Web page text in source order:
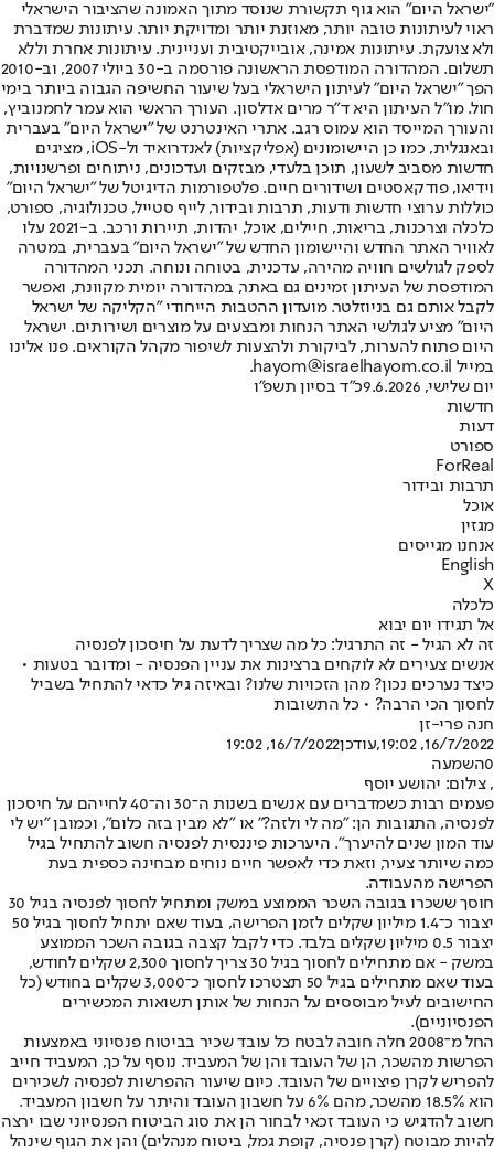
"ישראל היום" הוא גוף תקשורת שנוסד מתוך האמונה שהציבור הישראלי
ראוי לעיתונות טובה יותר, מאוזנת יותר ומדויקת יותר. עיתונות שמדברת
ולא צועקת. עיתונות אמינה, אובייקטיבית ועניינית. עיתונות אחרת וללא
תשלום. המהדורה המודפסת הראשונה פורסמה ב-30 ביולי 2007, וב-2010
הפך "ישראל היום" לעיתון הישראלי בעל שיעור החשיפה הגבוה ביותר בימי
חול. מו"ל העיתון היא ד"ר מרים אדלסון. העורך הראשי הוא עמר לחמנוביץ,
והעורך המייסד הוא עמוס רגב. אתרי האינטרנט של "ישראל היום" בעברית
ובאנגלית, כמו כן היישומונים (אפליקציות) לאנדרואיד ול-iOS, מציגים
חדשות מסביב לשעון, תוכן בלעדי, מבזקים ועדכונים, ניתוחים ופרשנויות,
וידיאו, פודקאסטים ושידורים חיים. פלטפורמות הדיגיטל של "ישראל היום"
כוללות ערוצי חדשות ודעות, תרבות ובידור, לייף סטייל, טכנולוגיה, ספורט,
כלכלה וצרכנות, בריאות, חיילים, אוכל, יהדות, תיירות ורכב. ב-2021 עלו
לאוויר האתר החדש והיישומון החדש של "ישראל היום" בעברית, במטרה
לספק לגולשים חוויה מהירה, עדכנית, בטוחה ונוחה. תכני המהדורה
המודפסת של העיתון זמינים גם באתר, במהדורה יומית מקוונת, ואפשר
לקבל אותם גם בניוזלטר. מועדון ההטבות הייחודי "הקליקה של ישראל
היום" מציע לגולשי האתר הנחות ומבצעים על מוצרים ושירותים. ישראל
היום פתוח להערות, לביקורת ולהצעות לשיפור מקהל הקוראים. פנו אלינו
במייל hayom@israelhayom.co.il.
יום שלישי, 9.6.2026
כ"ד בסיון תשפ"ו
חדשות
דעות
ספורט
ForReal
תרבות ובידור
אוכל
מגזין
אנחנו מגייסים
English
X
כלכלה
אל תגידו יום יבוא
זה לא הגיל - זה התרגיל: כל מה שצריך לדעת על חיסכון לפנסיה
אנשים צעירים לא לוקחים ברצינות את עניין הפנסיה - ומדובר בטעות •
כיצד נערכים נכון? מהן הזכויות שלנו? ובאיזה גיל כדאי להתחיל בשביל
לחסוך הכי הרבה? • כל התשובות
חנה פרי-זן
16/7/2022, 19:02
,עודכן16/7/2022, 19:02
0השמעה
, צילום: יהושע יוסף
פעמים רבות כשמדברים עם אנשים בשנות ה־30 וה־40 לחייהם על חיסכון
לפנסיה, התגובות הן: "מה לי ולזה?" או "לא מבין בזה כלום", וכמובן "יש לי
עוד המון שנים להיערך". היערכות פיננסית לפנסיה חשוב להתחיל בגיל
כמה שיותר צעיר, וזאת כדי לאפשר חיים נוחים מבחינה כספית בעת
הפרישה מהעבודה.
חוסך ששכרו בגובה השכר הממוצע במשק ומתחיל לחסוך לפנסיה בגיל 30
יצבור כ־1.4 מיליון שקלים לזמן הפרישה, בעוד שאם יתחיל לחסוך בגיל 50
יצבור 0.5 מיליון שקלים בלבד. כדי לקבל קצבה בגובה השכר הממוצע
במשק - אם מתחילים לחסוך בגיל 30 צריך לחסוך 2,300 שקלים לחודש,
בעוד שאם מתחילים בגיל 50 תצטרכו לחסוך כ־3,000 שקלים בחודש (כל
החישובים לעיל מבוססים על הנחות של אותן תשואות המכשירים
הפנסיוניים).
החל מ־2008 חלה חובה לבטח כל עובד שכיר בביטוח פנסיוני באמצעות
הפרשות מהשכר, הן של העובד והן של המעביד. נוסף על כך, המעביד חייב
להפריש לקרן פיצויים של העובד. כיום שיעור ההפרשות לפנסיה לשכירים
הוא 18.5% מהשכר, מהם 6% על חשבון העובד והיתר על חשבון המעביד.
חשוב להדגיש כי העובד זכאי לבחור הן את סוג הביטוח הפנסיוני שבו ירצה
להיות מבוטח (קרן פנסיה, קופת גמל, ביטוח מנהלים) והן את הגוף שינהל